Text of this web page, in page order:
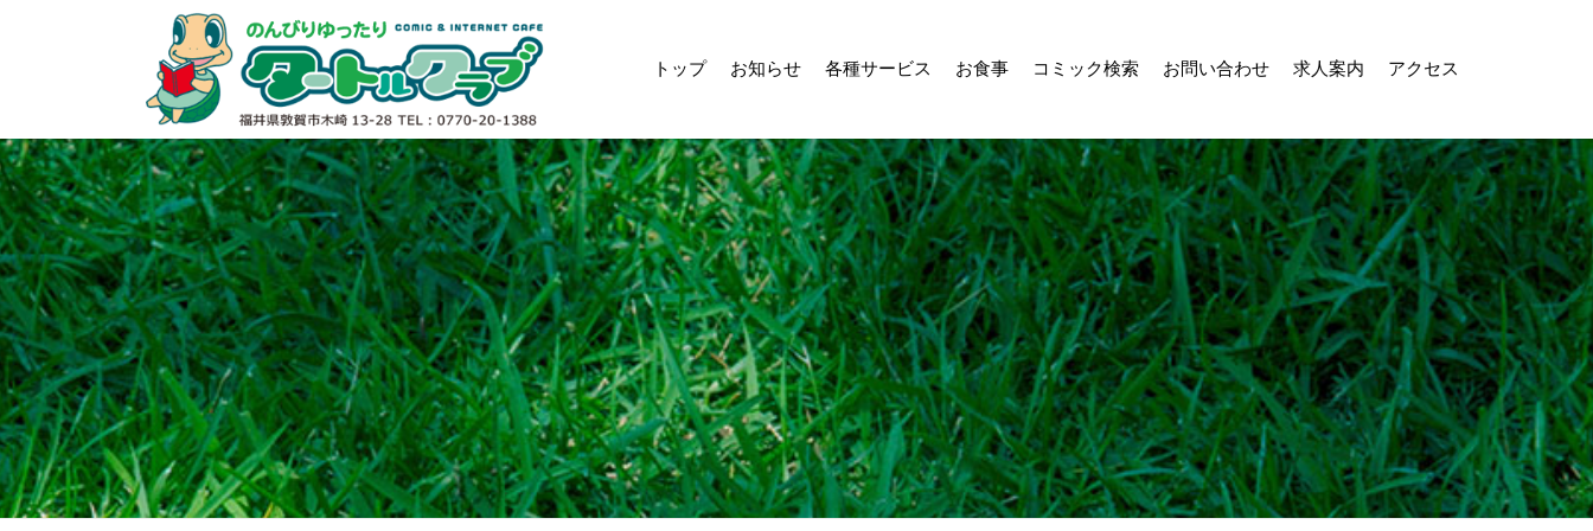
トップ お知らせ 各種サービス お食事 コミック検索 お問い合わせ 求人案内 アクセス